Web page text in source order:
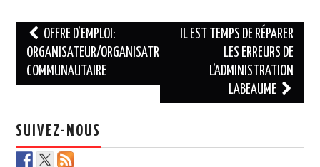
Navigation
des
articles
OFFRE D’EMPLOI:
ORGANISATEUR/ORGANISATRICE
COMMUNAUTAIRE
IL EST TEMPS DE RÉPARER
LES ERREURS DE
L’ADMINISTRATION
LABEAUME
SUIVEZ-NOUS